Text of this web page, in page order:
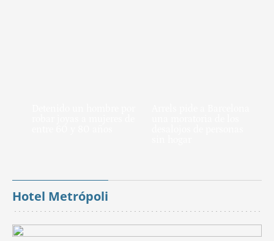
Hotel Metrópoli